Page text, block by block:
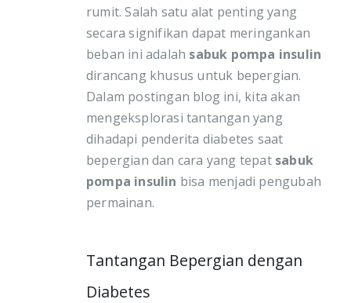
rumit. Salah satu alat penting yang
secara signifikan dapat meringankan
beban ini adalah sabuk pompa insulin
dirancang khusus untuk bepergian.
Dalam postingan blog ini, kita akan
mengeksplorasi tantangan yang
dihadapi penderita diabetes saat
bepergian dan cara yang tepatsabuk
pompa insulin bisa menjadi pengubah
permainan.
Tantangan Bepergian dengan
Diabetes